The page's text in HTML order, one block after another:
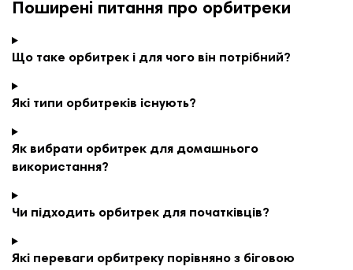
Поширені питання про орбитреки
Що таке орбитрек і для чого він потрібний?
Які типи орбитреків існують?
Як вибрати орбитрек для домашнього
використання?
Чи підходить орбитрек для початківців?
Які переваги орбитреку порівняно з біговою